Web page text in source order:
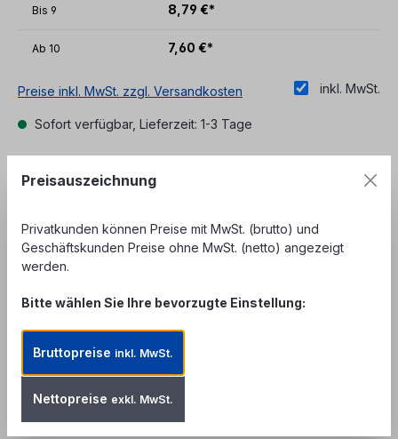
Bis 9 8,79 €*
Ab 10 7,60 €*
inkl. MwSt.
Preise inkl. MwSt. zzgl. Versandkosten
Sofort verfügbar, Lieferzeit: 1-3 Tage
Unser Angebot richtet sich ausschließlich an
Geschäftskunden, Behörden und öffentliche
Endverbraucher.
Produkt Anzahl: Gib den
Zum Merkzettel hinzufügen
Preisauszeichnung
Privatkunden können Preise mit MwSt. (brutto) und
Geschäftskunden Preise ohne MwSt. (netto) angezeigt
werden.
Bitte wählen Sie Ihre bevorzugte Einstellung:
Bruttopreise inkl. MwSt.
Nettopreise exkl. MwSt.